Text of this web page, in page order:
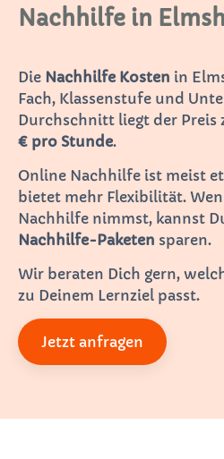
Nachhilfe in
Die Nachhilfe Kosten in
Fach, Klassenstufe und
Durchschnitt liegt der Preis
€ pro Stunde.
Online Nachhilfe ist meist
bietet mehr Flexibilität.
Nachhilfe nimmst, kannst
Nachhilfe-Paketen sparen.
Wir beraten Dich gern,
zu Deinem Lernziel passt.
Jetzt anfragen